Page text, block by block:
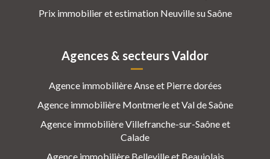
Prix immobilier et estimation Neuville su Saône
Agences & secteurs Valdor
Agence immobilière Anse et Pierre dorées
Agence immobilière Montmerle et Val de Saône
Agence immobilière Villefranche-sur-Saône et
Calade
Agence immobilière Belleville et Beaujolais